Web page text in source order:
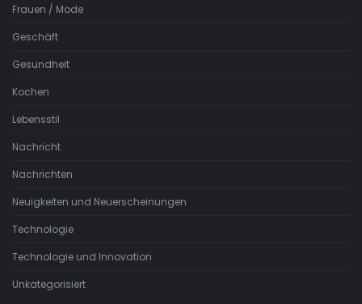
Frauen / Mode
Geschäft
Gesundheit
Kochen
Lebensstil
Nachricht
Nachrichten
Neuigkeiten und Neuerscheinungen
Technologie
Technologie und Innovation
Unkategorisiert